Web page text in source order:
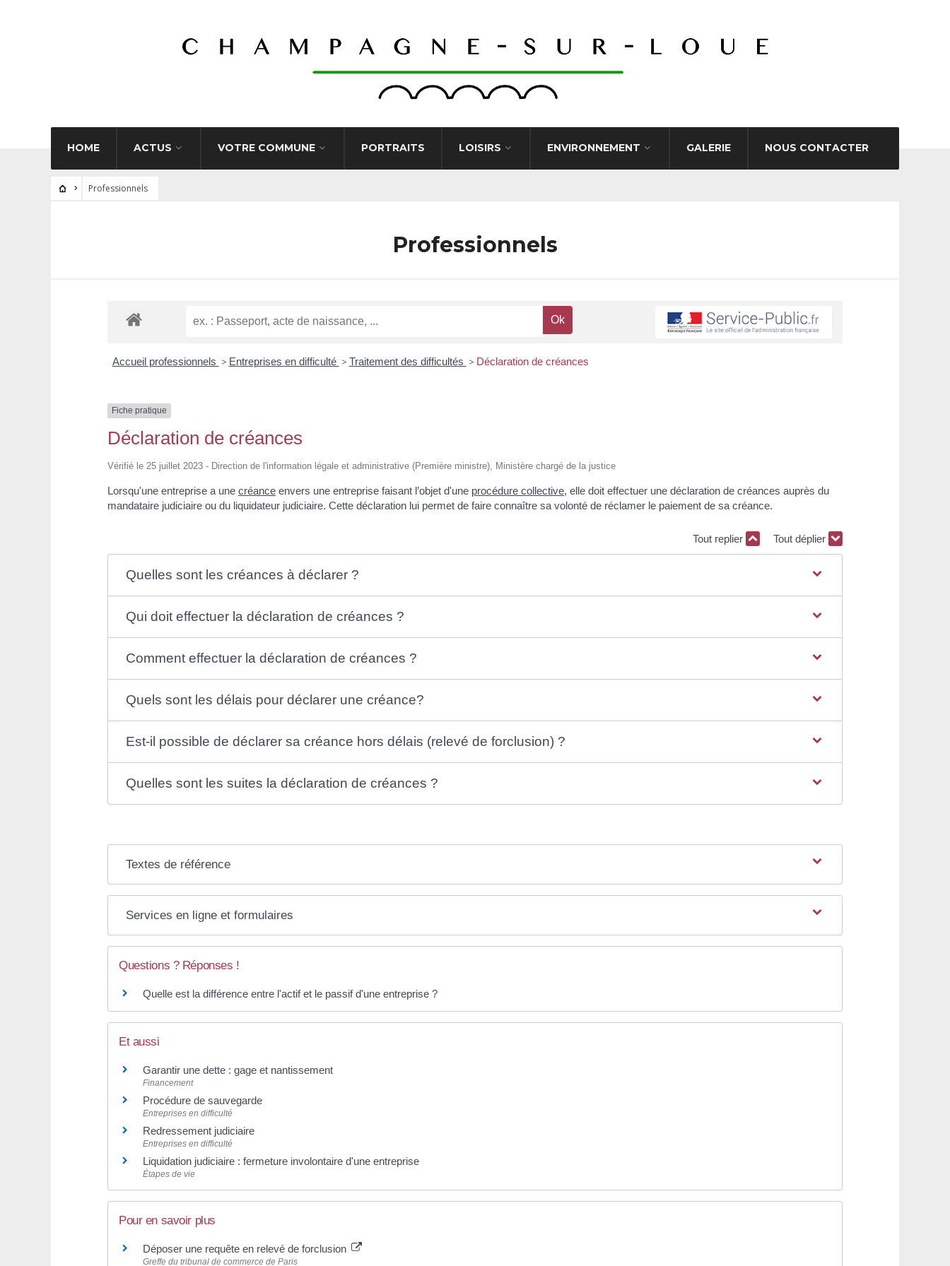
HOME ACTUS VOTRE COMMUNE PORTRAITS LOISIRS ENVIRONNEMENT GALERIE NOUS CONTACTER
Professionnels
Professionnels
Accueil professionnels > Entreprises en difficulté > Traitement des difficultés > Déclaration de créances
Fiche pratique
Déclaration de créances
Vérifié le 25 juillet 2023 - Direction de l'information légale et administrative (Première ministre), Ministère chargé de la justice
Lorsqu'une entreprise a une créance envers une entreprise faisant l’objet d'une procédure collective, elle doit effectuer une déclaration de créances auprès du
mandataire judiciaire ou du liquidateur judiciaire. Cette déclaration lui permet de faire connaître sa volonté de réclamer le paiement de sa créance.
Tout replier Tout déplier
Quelles sont les créances à déclarer ?
Qui doit effectuer la déclaration de créances ?
Comment effectuer la déclaration de créances ?
Quels sont les délais pour déclarer une créance?
Est-il possible de déclarer sa créance hors délais (relevé de forclusion) ?
Quelles sont les suites la déclaration de créances ?
Textes de référence
Services en ligne et formulaires
Questions ? Réponses !
Quelle est la différence entre l'actif et le passif d'une entreprise ?
Et aussi
Garantir une dette : gage et nantissement
Financement
Procédure de sauvegarde
Entreprises en difficulté
Redressement judiciaire
Entreprises en difficulté
Liquidation judiciaire : fermeture involontaire d'une entreprise
Étapes de vie
Pour en savoir plus
Déposer une requête en relevé de forclusion
Greffe du tribunal de commerce de Paris